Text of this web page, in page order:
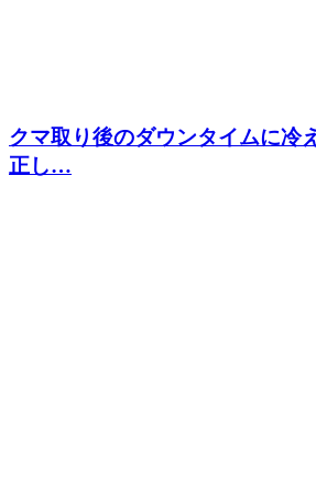
クマ取り後のダウンタイムに冷
正し…